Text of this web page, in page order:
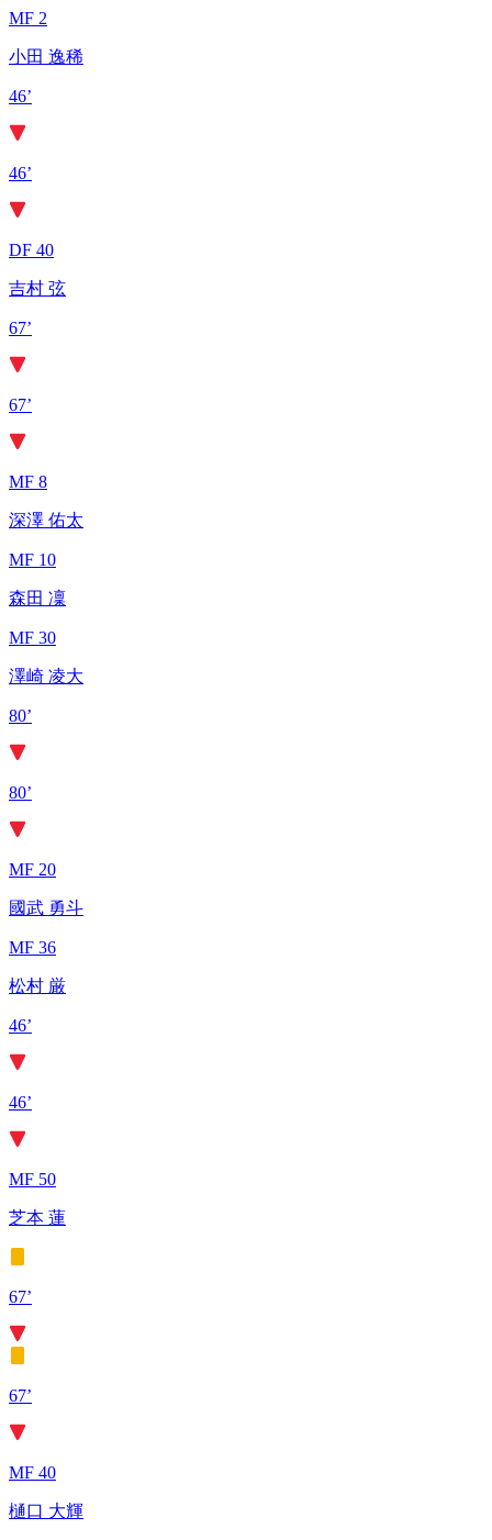
MF 2
小田 逸稀
46’
46’
DF 40
吉村 弦
67’
67’
MF 8
深澤 佑太
MF 10
森田 凜
MF 30
澤崎 凌大
80’
80’
MF 20
國武 勇斗
MF 36
松村 厳
46’
46’
MF 50
芝本 蓮
67’
67’
MF 40
樋口 大輝